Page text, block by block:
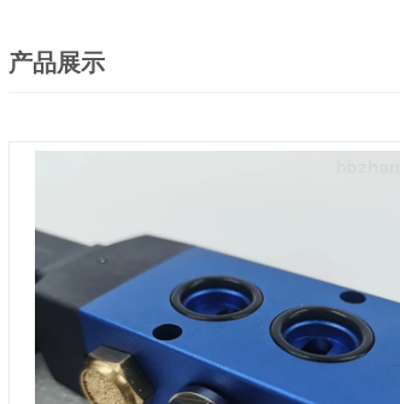
产品展示